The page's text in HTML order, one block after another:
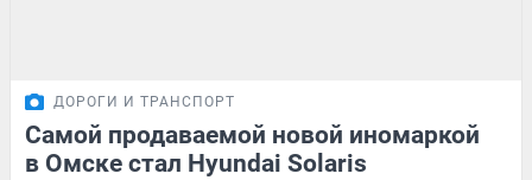
ДОРОГИ И ТРАНСПОРТ
Самой продаваемой новой иномаркой
в Омске стал Hyundai Solaris